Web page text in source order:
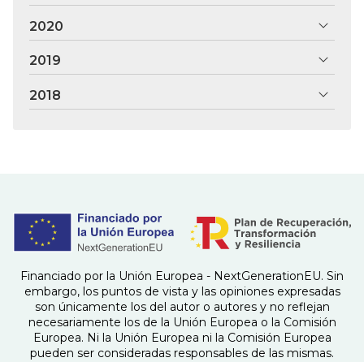
2020
2019
2018
Financiado por la Unión Europea - NextGenerationEU. Sin
embargo, los puntos de vista y las opiniones expresadas
son únicamente los del autor o autores y no reflejan
necesariamente los de la Unión Europea o la Comisión
Europea. Ni la Unión Europea ni la Comisión Europea
pueden ser consideradas responsables de las mismas.